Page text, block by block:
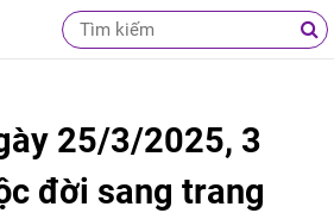
25/3/2025, 3
đời sang trang